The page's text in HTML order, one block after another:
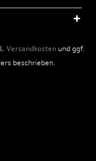
Versandkostenund ggf.
beschrieben.